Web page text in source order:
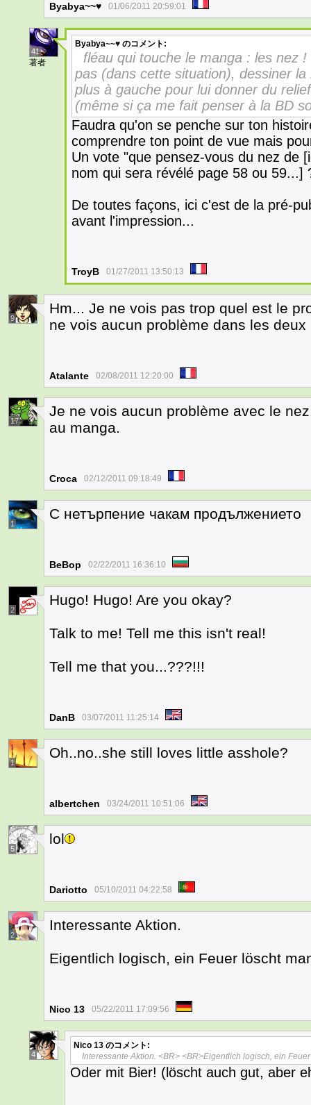
Byabya~~♥ 01/06/2011 20:59:01
41
著者
Byabya~~♥ のコメント:
fléau qui touche le manga : les nez
pas (dans cette situation), dessiner
plus à gauche pour lui donner du
(même si ça me fait penser à la BD
Faudra qu'on se penche sur ton
comprendre ton point de vue mais
Un vote "que pensez-vous du nez de
nom qui sera révélé page 58 ou 59...]
De toutes façons, ici c'est de la pré-
avant l'impression...
TroyB 01/27/2011 13:50:13
9
Hm... Je ne vois pas trop quel est le
ne vois aucun problème dans les
Atalante 02/08/2011 12:20:00
17
Je ne vois aucun problème avec le
au manga.
Croca 02/12/2011 09:18:49
1
С нетърпение чакам продължението
BeBop 02/22/2011 16:36:10
2
Hugo! Hugo! Are you okay?
Talk to me! Tell me this isn't real!
Tell me that you...???!!!
DanB 03/07/2011 11:25:14
1
Oh..no..she still loves little asshole?
albertchen 03/24/2011 10:51:06
5
lol
Dariotto 05/10/2011 04:22:58
2
Interessante Aktion.
Eigentlich logisch, ein Feuer löscht
Nico 13 05/22/2011 17:09:56
4
Nico 13 のコメント:
Interessante Aktion. <BR> <BR>Eigentlich logisch, ein
Oder mit Bier! (löscht auch gut, aber